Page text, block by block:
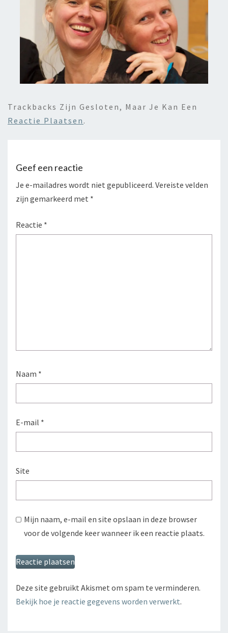
Trackbacks Zijn Gesloten, Maar Je Kan Een
Reactie Plaatsen .
Geef een reactie
Je e-mailadres wordt niet gepubliceerd. Vereiste velden
zijn gemarkeerd met *
Reactie *
Naam *
E-mail *
Site
Mijn naam, e-mail en site opslaan in deze browser
voor de volgende keer wanneer ik een reactie plaats.
Deze site gebruikt Akismet om spam te verminderen.
Bekijk hoe je reactie gegevens worden verwerkt.